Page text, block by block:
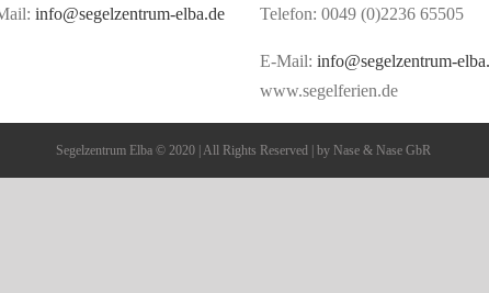
info@segelzentrum-elba.de Telefon: 0049 (0)2236 65505
E-Mail: info@segelzentrum-
www.segelferien.de
Segelzentrum Elba © 2020 | All Rights Reserved | by Nase & Nase GbR